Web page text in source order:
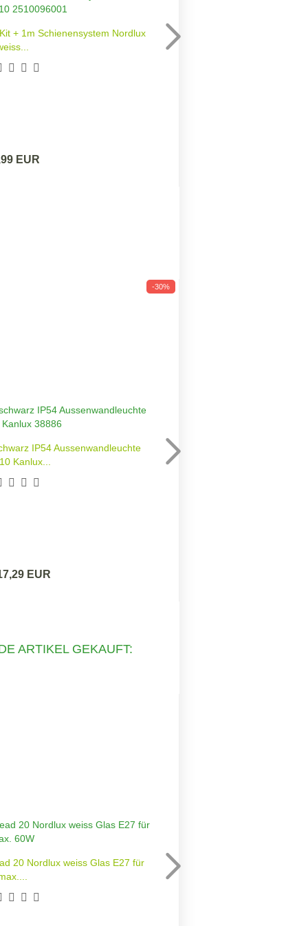
+ 1m Schienensystem Nordlux
EUR
-30%
IP54 Aussenwandleuchte
Kanlux...
EUR
ARTIKEL GEKAUFT:
20 Nordlux weiss Glas E27 für